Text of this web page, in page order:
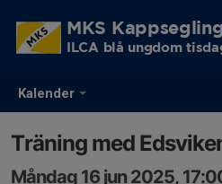
Kalender
MKS Kappsegling
ILCA blå ungdom
Träning med
Måndag 16 jun 2025,